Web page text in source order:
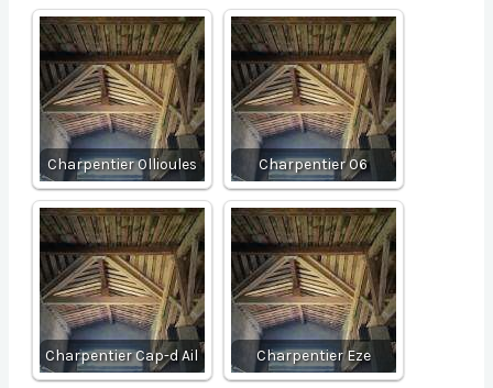
Charpentier Ollioules Charpentier 06
Charpentier Cap-d Ail Charpentier Eze